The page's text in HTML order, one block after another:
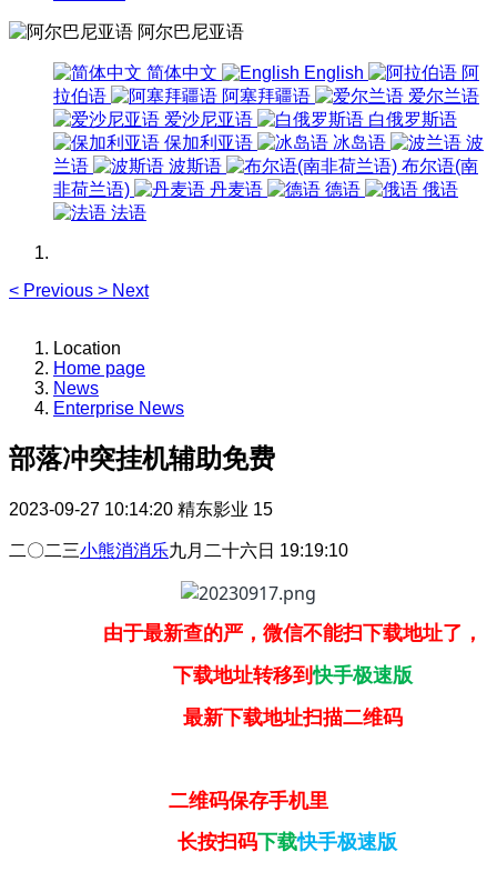
阿尔巴尼亚语
简体中文 English
阿
拉伯语
阿塞拜疆语
爱尔兰语
爱沙尼亚语
白俄罗斯语
保加利亚语
冰岛语
波
兰语
波斯语
布尔语(南
非荷兰语)
丹麦语 德语
俄语
法语
< Previous > Next
Location
Home page
News
Enterprise News
部落冲突挂机辅助免费
2023-09-27 10:14:20 精东影业 15
二〇二三小熊消消乐九月二十六日 19:19:10
由于最新查的严，微信不能扫下载地址了，
下载地址转移到快手极速版
最新下载地址扫描二维码
二维码保存手机里
长按扫码下载快手极速版